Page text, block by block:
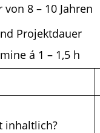
8 – 10 Jahren
Projektdauer
á 1 – 1,5 h
inhaltlich?